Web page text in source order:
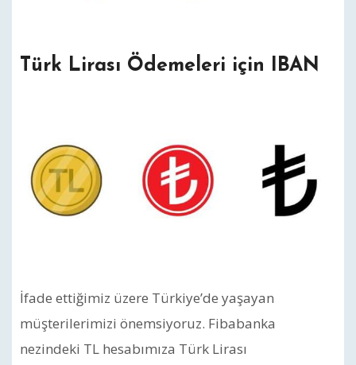
Türk Lirası Ödemeleri için IBAN
İfade ettiğimiz üzere Türkiye’de yaşayan
müşterilerimizi önemsiyoruz. Fibabanka
nezindeki TL hesabımıza Türk Lirası